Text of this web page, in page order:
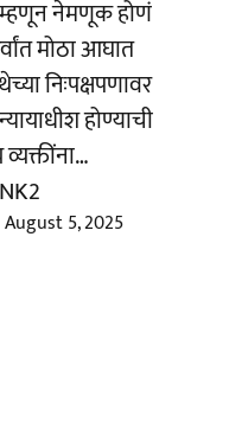
म्हणून नेमणूक होणं
मोठा आघात
निःपक्षपणावर
होण्याची
August 5, 2025